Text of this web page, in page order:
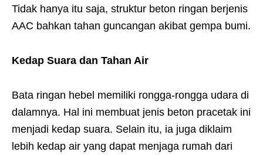
Tidak hanya itu saja, struktur beton ringan berjenis
AAC bahkan tahan guncangan akibat gempa bumi.
Kedap Suara dan Tahan Air
Bata ringan hebel memiliki rongga-rongga udara di
dalamnya. Hal ini membuat jenis beton pracetak ini
menjadi kedap suara. Selain itu, ia juga diklaim
lebih kedap air yang dapat menjaga rumah dari